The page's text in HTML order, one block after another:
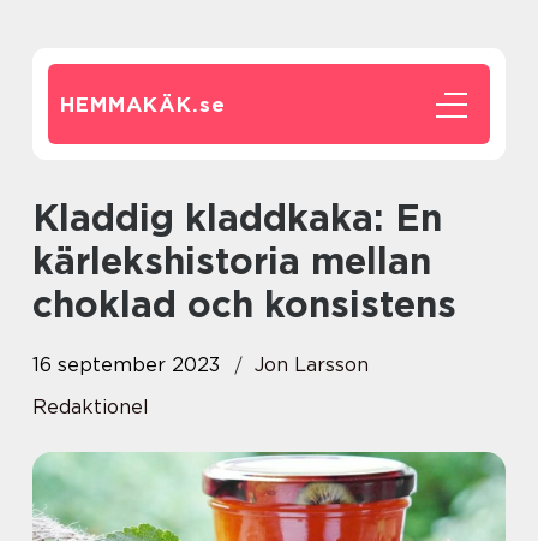
HEMMAKÄK.se
Kladdig kladdkaka: En
kärlekshistoria mellan
choklad och konsistens
16 september 2023
Jon Larsson
Redaktionel